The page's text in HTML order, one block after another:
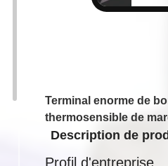
Terminal enorme de
thermosensible de
Description de
Profil d'entreprise